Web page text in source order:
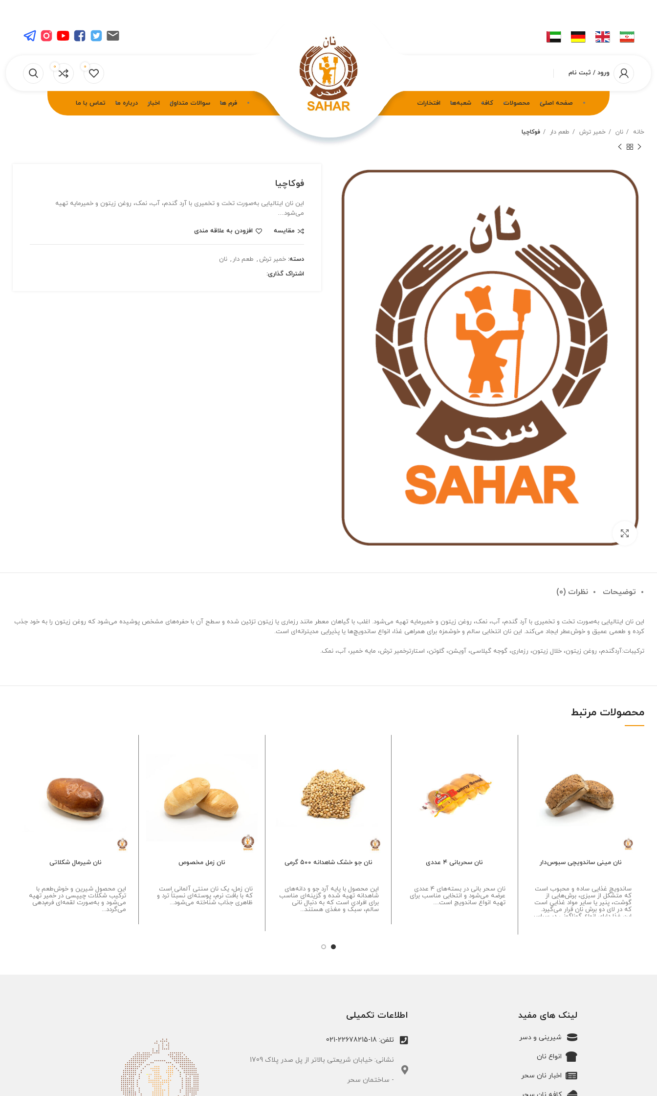
ورود / ثبت نام
0
0
صفحه اصلی محصولات کافه شعبه‌ها افتخارات فرم ها سوالات متداول اخبار درباره ما تماس با ما
خانه نان خمیر ترش طعم دار فوکاچیا
فوکاچیا
این نان ایتالیایی به‌صورت تخت و تخمیری با آرد گندم، آب، نمک، روغن زیتون و خمیرمایه تهیه
می‌شود…
مقایسه
افزودن به علاقه مندی
دسته: خمیر ترش , طعم دار , نان
اشتراک گذاری:
توضیحات نظرات (0)
این نان ایتالیایی به‌صورت تخت و تخمیری با آرد گندم، آب، نمک، روغن زیتون و خمیرمایه تهیه می‌شود. اغلب با گیاهان معطر مانند رزماری یا زیتون تزئین شده و سطح آن با حفره‌های مشخص پوشیده می‌شود که روغن زیتون را به خود جذب
کرده و طعمی عمیق و خوش‌عطر ایجاد می‌کند. این نان انتخابی سالم و خوشمزه برای همراهی غذا، انواع ساندویچ‌ها یا پذیرایی مدیترانه‌ای است.
ترکیبات:آردگندم، روغن زیتون، خلال زیتون، رزماری، گوجه گیلاسی، آویشن، گلوتن، استارترخمیر ترش، مایه خمیر، آب، نمک.
محصولات مرتبط
نان مینی ساندویچی سبوس‌دار
ساندویچ غذایی ساده و محبوب است
که متشکل از سبزی، برش‌هایی از
گوشت، پنیر یا سایر مواد غذایی است
که در لای دو برش نان قرار می‌گیرد.
این غذا دارای انواع گوناگونی در سراسر
نان سحر‌بانی ۴ عددی
نان سحر بانی در بسته‌های ۴ عددی
عرضه می‌شود و انتخابی مناسب برای
تهیه انواع ساندویچ است....
نان جو خشک شاهدانه ۵۰۰ گرمی
این محصول با پایه آرد جو و دانه‌های
شاهدانه تهیه شده و گزینه‌ای مناسب
برای افرادی است که به دنبال نانی
سالم، سبک و مغذی هستند...
نان زمل مخصوص
نان زمل، یک نان سنتی آلمانی است
که با بافت نرم، پوسته‌ای نسبتاً ترد و
ظاهری جذاب شناخته می‌شود...
نان شیرمال شکلاتی
این محصول شیرین و خوش‌طعم با
ترکیب شکلات چیپسی در خمیر تهیه
می‌شود و به‌صورت لقمه‌ای فرم‌دهی
می‌گردد...
لینک های مفید
شیرینی و دسر
انواع نان
اخبار نان سحر
اطلاعات تکمیلی
تلفن: 18-22678215-021
نشانی: خیابان شریعتی بالاتر از پل صدر پلاک 1709
- ساختمان سحر